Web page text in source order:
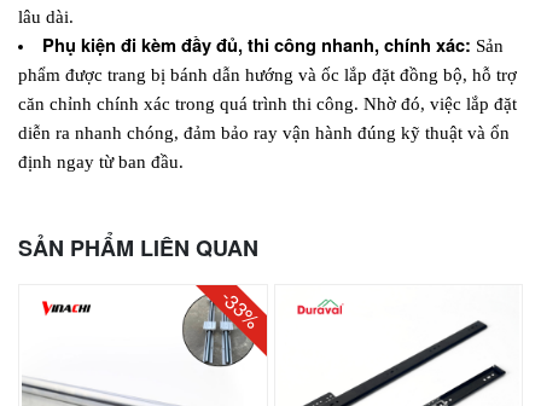
lâu dài.
Phụ kiện đi kèm đầy đủ, thi công nhanh, chính xác: Sản
phẩm được trang bị bánh dẫn hướng và ốc lắp đặt đồng bộ, hỗ trợ
căn chỉnh chính xác trong quá trình thi công. Nhờ đó, việc lắp đặt
diễn ra nhanh chóng, đảm bảo ray vận hành đúng kỹ thuật và ổn
định ngay từ ban đầu.
SẢN PHẨM LIÊN QUAN
-33%